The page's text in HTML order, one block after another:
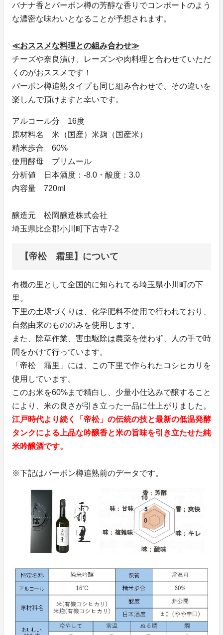
バナナ香とバーボン樽の芳醇な香りでコンポートのよう
な濃密な味わいとなることが予想されます。
≪おススメな料理との組み合わせ≫
チーズや奈良漬け、レーズンや肉料理と合わせていただ
くのがおススメです！
バーボン樽追熟タイプも同じ組み合わせで、その違いを
楽しんで頂けますと幸いです。
アルコール分 16度
原材料名 米（国産）米麹（国産米）
精米歩合 60%
使用酵母 プリムール
分析値 日本酒度：-8.0・酸度：3.0
内容量 720ml
醸造元 松岡醸造株式会社
埼玉県比企郡小川町下古寺7-2
【帝松 霜里】について
有機の里として全国的に知られてる埼玉県小川町の下
里。
下里の土壌づくりは、化学肥料不使用で行われており、
自然由来のもののみを使用します。
また、除草作業、害虫駆除は農薬を使わず、人の手で時
間をかけて行っています。
「帝松 霜里」には、この下里で作られたコシヒカリを
使用しています。
このお米を60%まで精白し、少量小仕込みで醸すること
により、米の良さが引き立った一品に仕上がりました。
江戸時代より続く「帝松」の伝統の技と最新の低温発酵
タンクによる上品な吟醸香と米の旨味を引き立たせた純
米吟醸酒です。
※下記はバーボン樽追熟前のデータです。